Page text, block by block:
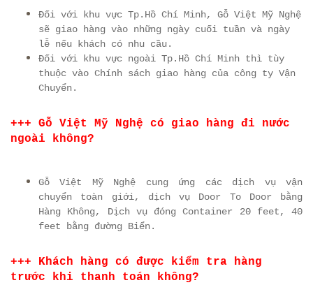
Đối với khu vực Tp.Hồ Chí Minh, Gỗ Việt Mỹ Nghệ
sẽ giao hàng vào những ngày cuối tuần và ngày
lễ nếu khách có nhu cầu.
Đối với khu vực ngoài Tp.Hồ Chí Minh thì tùy
thuộc vào Chính sách giao hàng của công ty Vận
Chuyển.
+++ Gỗ Việt Mỹ Nghệ có giao hàng đi nước
ngoài không?
Gỗ Việt Mỹ Nghệ cung ứng các dịch vụ vận
chuyển toàn giới, dịch vụ Door To Door bằng
Hàng Không, Dịch vụ đóng Container 20 feet, 40
feet bằng đường Biển.
+++ Khách hàng có được kiểm tra hàng
trước khi thanh toán không?